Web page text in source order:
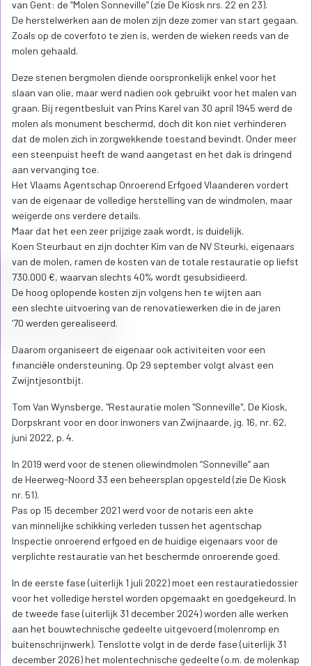
van Gent: de “Molen Sonneville” (zie De Kiosk nrs. 22 en 23).
De herstelwerken aan de molen zijn deze zomer van start gegaan.
Zoals op de coverfoto te zien is, werden de wieken reeds van de
molen gehaald.
Deze stenen bergmolen diende oorspronkelijk enkel voor het
slaan van olie, maar werd nadien ook gebruikt voor het malen van
graan. Bij regentbesluit van Prins Karel van 30 april 1945 werd de
molen als monument beschermd, doch dit kon niet verhinderen
dat de molen zich in zorgwekkende toestand bevindt. Onder meer
een steenpuist heeft de wand aangetast en het dak is dringend
aan vervanging toe.
Het Vlaams Agentschap Onroerend Erfgoed Vlaanderen vordert
van de eigenaar de volledige herstelling van de windmolen, maar
weigerde ons verdere details.
Maar dat het een zeer prijzige zaak wordt, is duidelijk.
Koen Steurbaut en zijn dochter Kim van de NV Steurki, eigenaars
van de molen, ramen de kosten van de totale restauratie op liefst
730.000 €, waarvan slechts 40% wordt gesubsidieerd.
De hoog oplopende kosten zijn volgens hen te wijten aan
een slechte uitvoering van de renovatiewerken die in de jaren
‘70 werden gerealiseerd.
Daarom organiseert de eigenaar ook activiteiten voor een
financiële ondersteuning. Op 29 september volgt alvast een
Zwijntjesontbijt.
Tom Van Wynsberge, "Restauratie molen "Sonneville", De Kiosk,
Dorpskrant voor en door inwoners van Zwijnaarde, jg. 16, nr. 62,
juni 2022, p. 4.
In 2019 werd voor de stenen oliewindmolen “Sonneville” aan
de Heerweg-Noord 33 een beheersplan opgesteld (zie De Kiosk
nr. 51).
Pas op 15 december 2021 werd voor de notaris een akte
van minnelijke schikking verleden tussen het agentschap
Inspectie onroerend erfgoed en de huidige eigenaars voor de
verplichte restauratie van het beschermde onroerende goed.
In de eerste fase (uiterlijk 1 juli 2022) moet een restauratiedossier
voor het volledige herstel worden opgemaakt en goedgekeurd. In
de tweede fase (uiterlijk 31 december 2024) worden alle werken
aan het bouwtechnische gedeelte uitgevoerd (molenromp en
buitenschrijnwerk). Tenslotte volgt in de derde fase (uiterlijk 31
december 2026) het molentechnische gedeelte (o.m. de molenkap